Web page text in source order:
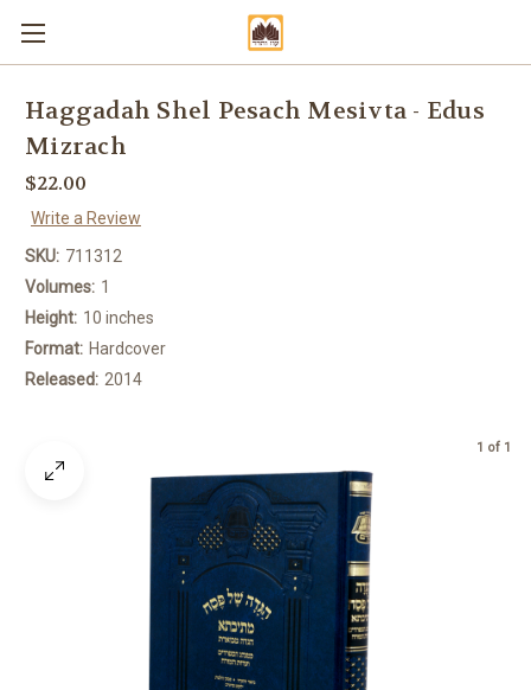
1 of 1
Haggadah Shel Pesach Mesivta - Edus
Mizrach
$22.00
Write a Review
SKU: 711312
Volumes: 1
Height: 10 inches
Format: Hardcover
Released: 2014